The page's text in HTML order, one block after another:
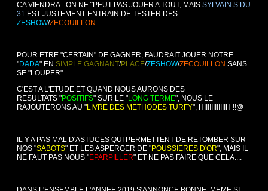
CA VIENDRA...ON NE ¨PEUT PAS JOUER A TOUT, MAIS SYLVAIN.S DU
31 EST JUSTEMENT ENTRAIN DE TESTER DES
ZESHOW/ZECOUILLON ....
POUR ETRE "CERTAIN" DE GAGNER, FAUDRAIT JOUER NOTRE
"DADA" EN SIMPLE GAGNANT/PLACE/ZESHOW/ZECOUILLON SANS
SE "LOUPER"....
C'EST A L'ETUDE ET QUAND NOUS AURONS DES
RESULTATS "POSITIFS" SUR LE "LONG TERME", NOUS LE
RAJOUTERONS AU "LIVRE DES METHODES TURFY", HIIIIIIIIIIIIH !!@
IL Y A PAS MAL D'ASTUCES QUI PERMETTENT DE RETOMBER SUR
NOS "SABOTS" ET LES ASPERGER DE "POUSSIERES D'OR", MAIS IL
NE FAUT PAS NOUS "EPARPILLER" ET NE PAS FAIRE QUE CELA....